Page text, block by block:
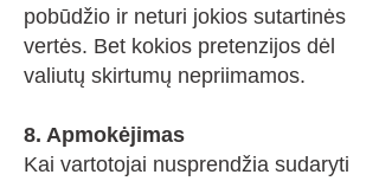
pobūdžio ir neturi jokios sutartinės
vertės. Bet kokios pretenzijos dėl
valiutų skirtumų nepriimamos.
8. Apmokėjimas
Kai vartotojai nusprendžia sudaryti